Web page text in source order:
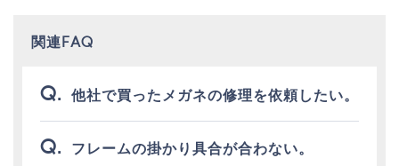
関連FAQ
他社で買ったメガネの修理を依頼したい。
フレームの掛かり具合が合わない。